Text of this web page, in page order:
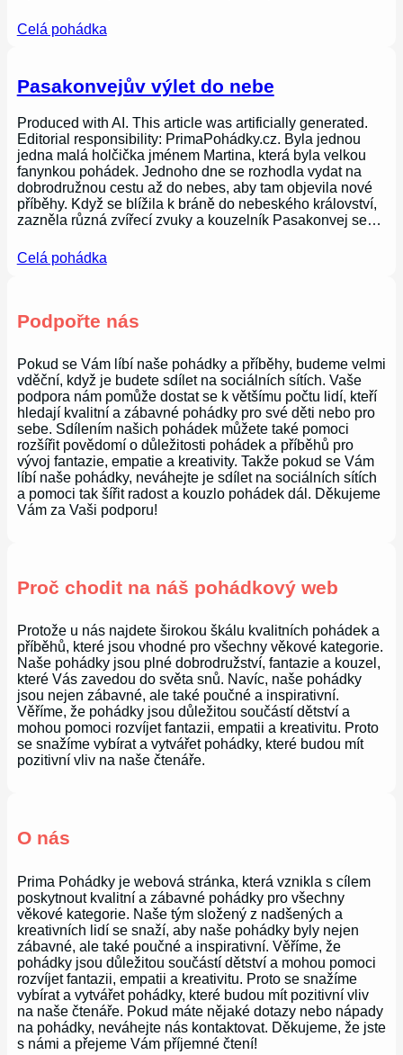
Celá pohádka
Pasakonvejův výlet do nebe
Produced with AI. This article was artificially generated.
Editorial responsibility: PrimaPohádky.cz. Byla jednou
jedna malá holčička jménem Martina, která byla velkou
fanynkou pohádek. Jednoho dne se rozhodla vydat na
dobrodružnou cestu až do nebes, aby tam objevila nové
příběhy. Když se blížila k bráně do nebeského království,
zazněla různá zvířecí zvuky a kouzelník Pasakonvej se…
Celá pohádka
Podpořte nás
Pokud se Vám líbí naše pohádky a příběhy, budeme velmi
vděční, když je budete sdílet na sociálních sítích. Vaše
podpora nám pomůže dostat se k většímu počtu lidí, kteří
hledají kvalitní a zábavné pohádky pro své děti nebo pro
sebe. Sdílením našich pohádek můžete také pomoci
rozšířit povědomí o důležitosti pohádek a příběhů pro
vývoj fantazie, empatie a kreativity. Takže pokud se Vám
líbí naše pohádky, neváhejte je sdílet na sociálních sítích
a pomoci tak šířit radost a kouzlo pohádek dál. Děkujeme
Vám za Vaši podporu!
Proč chodit na náš pohádkový web
Protože u nás najdete širokou škálu kvalitních pohádek a
příběhů, které jsou vhodné pro všechny věkové kategorie.
Naše pohádky jsou plné dobrodružství, fantazie a kouzel,
které Vás zavedou do světa snů. Navíc, naše pohádky
jsou nejen zábavné, ale také poučné a inspirativní.
Věříme, že pohádky jsou důležitou součástí dětství a
mohou pomoci rozvíjet fantazii, empatii a kreativitu. Proto
se snažíme vybírat a vytvářet pohádky, které budou mít
pozitivní vliv na naše čtenáře.
O nás
Prima Pohádky je webová stránka, která vznikla s cílem
poskytnout kvalitní a zábavné pohádky pro všechny
věkové kategorie. Naše tým složený z nadšených a
kreativních lidí se snaží, aby naše pohádky byly nejen
zábavné, ale také poučné a inspirativní. Věříme, že
pohádky jsou důležitou součástí dětství a mohou pomoci
rozvíjet fantazii, empatii a kreativitu. Proto se snažíme
vybírat a vytvářet pohádky, které budou mít pozitivní vliv
na naše čtenáře. Pokud máte nějaké dotazy nebo nápady
na pohádky, neváhejte nás kontaktovat. Děkujeme, že jste
s námi a přejeme Vám příjemné čtení!